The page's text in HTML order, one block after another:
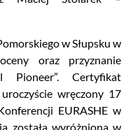
w Słupsku w
oraz przyznanie
Pioneer”. Certyfikat
wręczony 17
EURASHE w
została wyróżniona w